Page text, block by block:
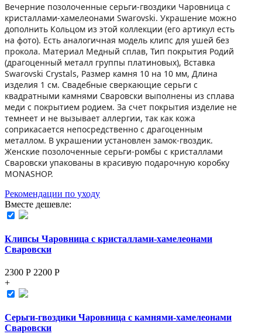
Вечерние позолоченные серьги-гвоздики Чаровница с
кристаллами-хамелеонами Swarovski. Украшение можно
дополнить Кольцом из этой коллекции (его aртикул есть
на фoто). Есть аналогичная модель клипс для ушей без
прокола. Материал Медный сплав, Тип покрытия Родий
(драгоценный металл группы платиновых), Вставка
Swarovski Crystals, Размер камня 10 на 10 мм, Длина
изделия 1 см. Свадебные сверкающие серьги с
квадратными камнями Сваровски выполнены из сплава
меди с покрытием родием. За счет покрытия изделие не
темнеет и не вызывает аллергии, так как кожа
соприкасается непосредственно с драгоценным
металлом. В украшении установлен замок-гвоздик.
Женские позолоченные серьги-ромбы с кристаллами
Сваровски упакованы в красивую подарочную коробку
MONASHOP.
Рекомендации по уходу
Вместе дешевле:
Клипсы Чаровница с кристаллами-хамелеонами
Сваровски
2300 Р 2200 Р
+
Серьги-гвоздики Чаровница с камнями-хамелеонами
Сваровски